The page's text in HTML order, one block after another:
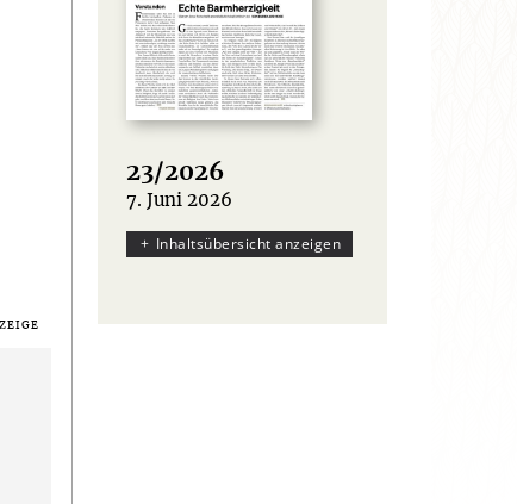
23/2026
:
7. Juni 2026
Inhaltsübersicht anzeigen